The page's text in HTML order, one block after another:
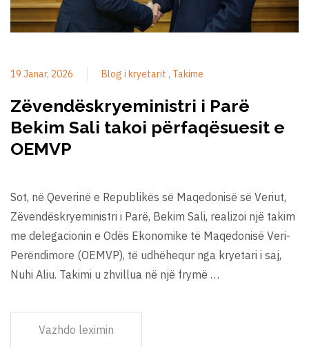
19 Janar, 2026 Blog i kryetarit Takime
Zëvendëskryeministri i Parë
Bekim Sali takoi përfaqësuesit e
OEMVP
Sot, në Qeverinë e Republikës së Maqedonisë së Veriut,
Zëvendëskryeministri i Parë, Bekim Sali, realizoi një takim
me delegacionin e Odës Ekonomike të Maqedonisë Veri-
Perëndimore (OEMVP), të udhëhequr nga kryetari i saj,
Nuhi Aliu. Takimi u zhvillua në një frymë …
Vazhdo leximin